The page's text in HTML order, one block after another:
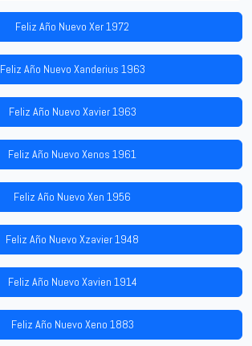
Feliz Año Nuevo Xer 1972
Feliz Año Nuevo Xanderius 1963
Feliz Año Nuevo Xavier 1963
Feliz Año Nuevo Xenos 1961
Feliz Año Nuevo Xen 1956
Feliz Año Nuevo Xzavier 1948
Feliz Año Nuevo Xavien 1914
Feliz Año Nuevo Xeno 1883